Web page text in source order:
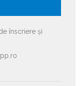
înscriere și